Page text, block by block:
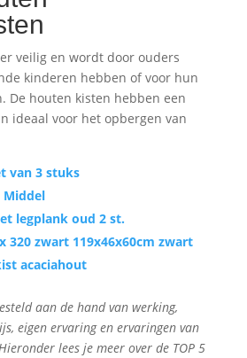
veilig en wordt door ouders
kinderen hebben of voor hun
De houten kisten hebben een
ideaal voor het opbergen van
van 3 stuks
Middel
legplank oud 2 st.
320 zwart 119x46x60cm zwart
acaciahout
aan de hand van werking,
eigen ervaring en ervaringen van
lees je meer over de TOP 5